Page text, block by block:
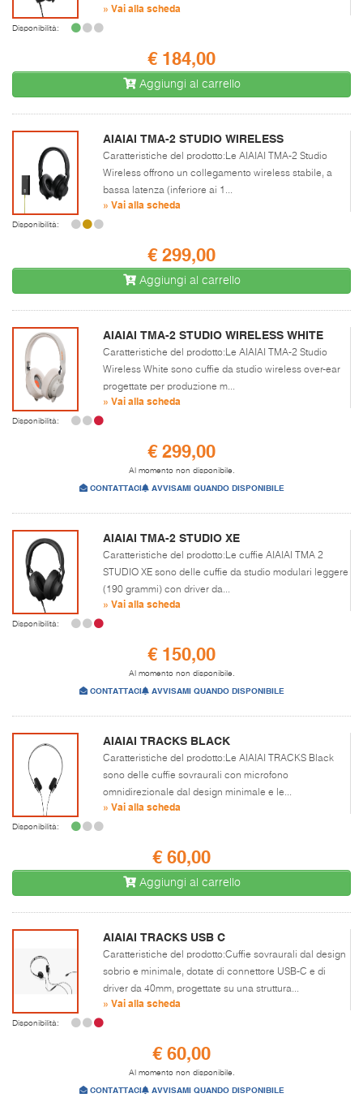
» Vai alla scheda
Disponibilità:
€ 184,00
Aggiungi al carrello
AIAIAI TMA-2 STUDIO WIRELESS
Caratteristiche del prodotto:Le AIAIAI TMA-2 Studio
Wireless offrono un collegamento wireless stabile, a
bassa latenza (inferiore ai 1...
» Vai alla scheda
Disponibilità:
€ 299,00
Aggiungi al carrello
AIAIAI TMA-2 STUDIO WIRELESS WHITE
Caratteristiche del prodotto:Le AIAIAI TMA-2 Studio
Wireless White sono cuffie da studio wireless over-ear
progettate per produzione m...
» Vai alla scheda
Disponibilità:
€ 299,00
Al momento non disponibile.
CONTATTACI AVVISAMI QUANDO DISPONIBILE
AIAIAI TMA-2 STUDIO XE
Caratteristiche del prodotto:Le cuffie AIAIAI TMA 2
STUDIO XE sono delle cuffie da studio modulari leggere
(190 grammi) con driver da...
» Vai alla scheda
Disponibilità:
€ 150,00
Al momento non disponibile.
CONTATTACI AVVISAMI QUANDO DISPONIBILE
AIAIAI TRACKS BLACK
Caratteristiche del prodotto:Le AIAIAI TRACKS Black
sono delle cuffie sovraurali con microfono
omnidirezionale dal design minimale e le...
» Vai alla scheda
Disponibilità:
€ 60,00
Aggiungi al carrello
AIAIAI TRACKS USB C
Caratteristiche del prodotto:Cuffie sovraurali dal design
sobrio e minimale, dotate di connettore USB-C e di
driver da 40mm, progettate su una struttura...
» Vai alla scheda
Disponibilità:
€ 60,00
Al momento non disponibile.
CONTATTACI AVVISAMI QUANDO DISPONIBILE